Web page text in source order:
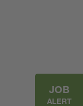
JOB
ALERT